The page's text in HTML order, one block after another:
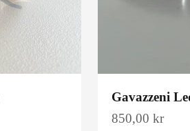
Gavazzeni
Salgspris
850,00 kr